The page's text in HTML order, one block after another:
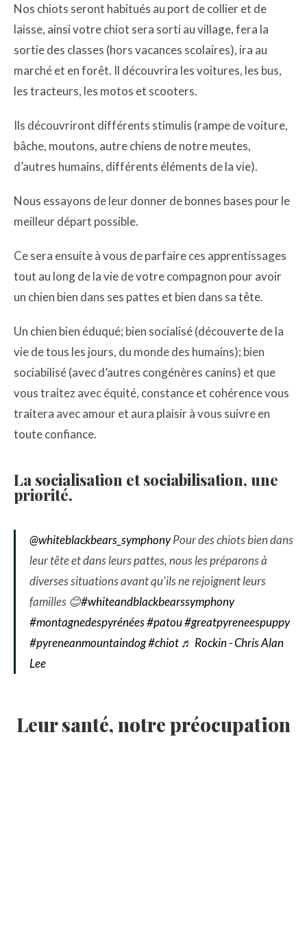
Nos chiots seront habitués au port de collier et de
laisse, ainsi votre chiot sera sorti au village, fera la
sortie des classes (hors vacances scolaires), ira au
marché et en forêt. Il découvrira les voitures, les bus,
les tracteurs, les motos et scooters.
Ils découvriront différents stimulis (rampe de voiture,
bâche, moutons, autre chiens de notre meutes,
d’autres humains, différents éléments de la vie).
Nous essayons de leur donner de bonnes bases pour le
meilleur départ possible.
Ce sera ensuite à vous de parfaire ces apprentissages
tout au long de la vie de votre compagnon pour avoir
un chien bien dans ses pattes et bien dans sa tête.
Un chien bien éduqué; bien socialisé (découverte de la
vie de tous les jours, du monde des humains); bien
sociabilisé (avec d’autres congénères canins) et que
vous traitez avec équité, constance et cohérence vous
traitera avec amour et aura plaisir à vous suivre en
toute confiance.
La socialisation et sociabilisation, une
priorité.
@whiteblackbears_symphonyPour des chiots bien dans
leur tête et dans leurs pattes, nous les préparons à
diverses situations avant qu'ils ne rejoignent leurs
familles 😊#whiteandblackbearssymphony
#montagnedespyrénées#patou#greatpyreneespuppy
#pyreneanmountaindog#chiot ♬ Rockin - Chris Alan
Lee
Leur santé, notre préocupation